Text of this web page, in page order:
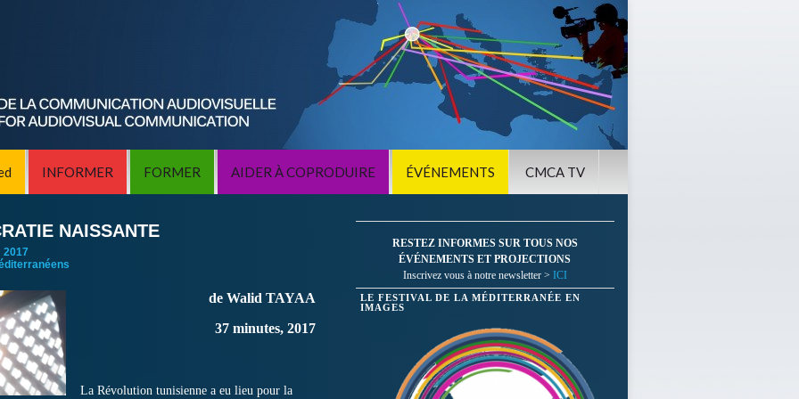
INFORMER FORMER AIDER À COPRODUIRE ÉVÉNEMENTS CMCA TV
NAISSANTE
2017
de Walid TAYAA
37 minutes, 2017
La Révolution tunisienne a eu lieu pour la
RESTEZ INFORMES SUR TOUS NOS
ÉVÉNEMENTS ET PROJECTIONS
Inscrivez vous à notre newsletter > ICI
LE FESTIVAL DE LA MÉDITERRANÉE EN
IMAGES